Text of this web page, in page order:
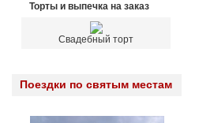
Торты и выпечка на заказ
Свадебный торт
Поездки по святым местам